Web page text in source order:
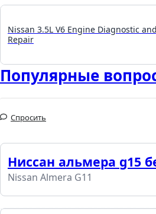
Nissan 3.5L V6 Engine Diagnostic and
Repair
Популярные
Спросить
Ниссан альмера g15
Nissan Almera G11